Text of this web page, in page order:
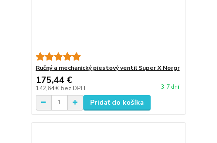
Ručný a mechanický piestový ventil Super X Norgr
175,44 €
142,64 € bez DPH 3-7 dní
Pridať do košíka